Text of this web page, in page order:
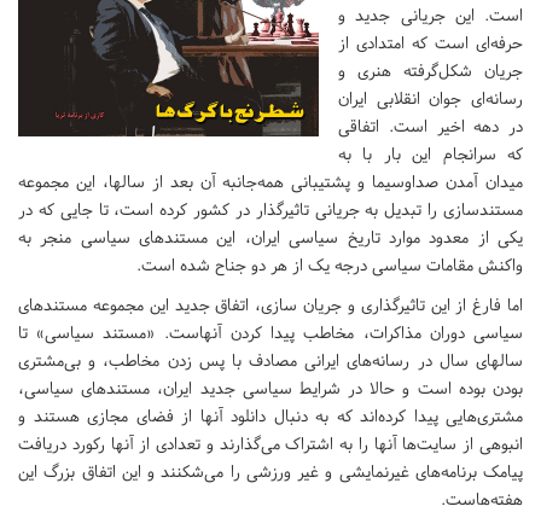
است. این جریانی جدید و
حرفه‌ای است که امتدادی از
جریان شکل‌گرفته هنری و
رسانه‌‌ای جوان انقلابی ایران
در دهه اخیر است. اتفاقی
که سرانجام این بار با به
میدان آمدن صداوسیما و پشتیبانی همه‌جانبه آن بعد از سالها، این مجموعه
مستندسازی را تبدیل به جریانی تاثیرگذار در کشور کرده است، تا جایی که در
یکی از معدود موارد تاریخ سیاسی ایران، این مستندهای سیاسی منجر به
واکنش مقامات سیاسی درجه یک از هر دو جناح شده است.
اما فارغ از این تاثیرگذاری و جریان سازی، اتفاق جدید این مجموعه مستندهای
سیاسی دوران مذاکرات، مخاطب پیدا کردن آنهاست. «مستند سیاسی» تا
سالهای سال در رسانه‌های ایرانی مصادف با پس زدن مخاطب، و بی‌مشتری
بودن بوده است و حالا در شرایط سیاسی جدید ایران، مستندهای سیاسی،
مشتری‌هایی پیدا کرده‌اند که به دنبال دانلود آنها از فضای مجازی هستند و
انبوهی از سایت‌ها آنها را به اشتراک می‌گذارند و تعدادی از آنها رکورد دریافت
پیامک برنامه‌های غیرنمایشی و غیر ورزشی را می‌شکنند و این اتفاق بزرگ این
هفته‌هاست.